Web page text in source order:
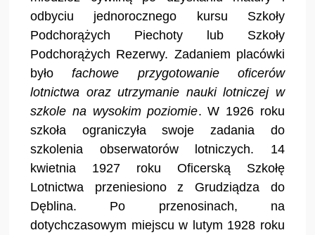
odbyciu jednorocznego kursu Szkoły
Podchorążych Piechoty lub Szkoły
Podchorążych Rezerwy. Zadaniem placówki
byłofachowe przygotowanie oficerów
lotnictwa oraz utrzymanie nauki lotniczej w
szkole na wysokim poziomie. W 1926 roku
szkoła ograniczyła swoje zadania do
szkolenia obserwatorów lotniczych. 14
kwietnia 1927 roku Oficerską Szkołę
Lotnictwa przeniesiono z Grudziądza do
Dęblina. Po przenosinach, na
dotychczasowym miejscu w lutym 1928 roku